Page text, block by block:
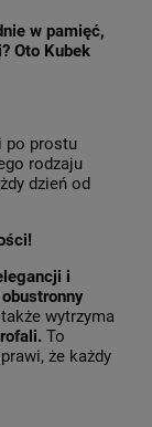
w pamięć,
Oto Kubek
po prostu
rodzaju
dzień od
i
wytrzyma
To
że każdy